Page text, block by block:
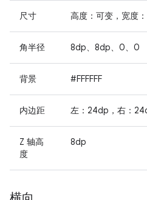
尺寸 高度：可变，宽度
角半径 8dp、8dp、0、0
背景 #FFFFFF
内边距 左：24dp，右：
Z 轴高
度
8dp